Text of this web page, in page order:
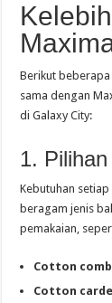
Berikut beberapa
sama dengan
di Galaxy City:
1.
Kebutuhan
beragam jenis
pemakaian,
Cotton
Cotton